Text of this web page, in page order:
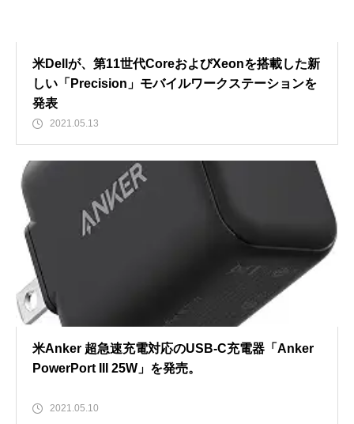
米Dellが、第11世代CoreおよびXeonを搭載した新
しい「Precision」モバイルワークステーションを
発表
2021.05.13
米Anker 超急速充電対応のUSB-C充電器「Anker
PowerPort III 25W」を発売。
2021.05.10